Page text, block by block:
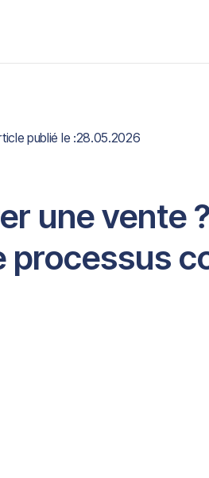
publié le :28.05.2026
une vente
processus